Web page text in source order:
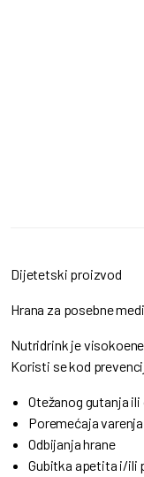
Dijetetski proizvod
Hrana za posebne
Nutridrink je
Koristi se kod
Otežanog gutanja
Poremećaja
Odbijanja hrane
Gubitka apetita i/ili